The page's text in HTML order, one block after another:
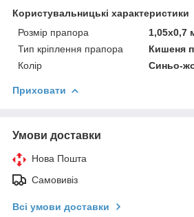
Користувальницькі характеристики
Розмір прапора
1,05х0,7
Тип кріплення прапора
Кишеня
Колір
Синьо-
Приховати
Умови доставки
Нова Пошта
Самовивіз
Всі умови доставки